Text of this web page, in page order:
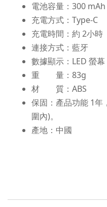
電池容量：300 mAh
充電方式：Type-C
充電時間：約 2小時
連接方式：藍牙
數據顯示：LED 螢幕
重 量：83g
材 質：ABS
保固：產品功能 1年
圍內)。
產地：中國